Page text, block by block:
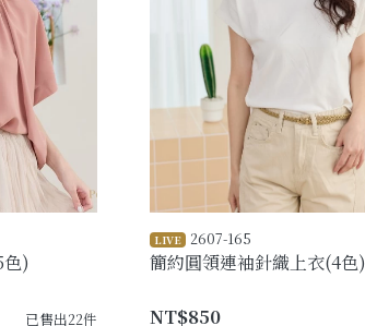
)
已售出22件
LIVE 2607-165
簡約圓領連袖針織上衣(4色)
NT$850